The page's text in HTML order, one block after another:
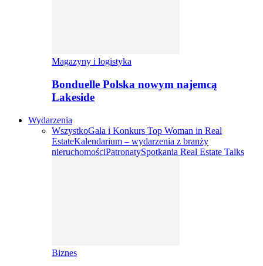
Magazyny i logistyka
Bonduelle Polska nowym najemcą
Lakeside
Wydarzenia
WszystkoGala i Konkurs Top Woman in Real
EstateKalendarium – wydarzenia z branży
nieruchomościPatronatySpotkania Real Estate Talks
Biznes